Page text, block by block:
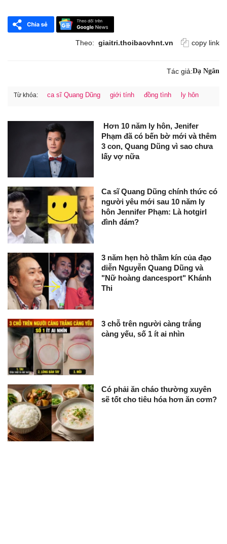
Theo: giaitri.thoibaovhnt.vn copy link
Tác giả:Dạ Ngân
Từ khóa: ca sĩ Quang Dũng giới tính đồng tình ly hôn
Hơn 10 năm ly hôn, Jenifer
Phạm đã có bến bờ mới và thêm
3 con, Quang Dũng vì sao chưa
lấy vợ nữa
Ca sĩ Quang Dũng chính thức có
người yêu mới sau 10 năm ly
hôn Jennifer Phạm: Là hotgirl
đình đám?
3 năm hẹn hò thầm kín của đạo
diễn Nguyễn Quang Dũng và
"Nữ hoàng dancesport" Khánh
Thi
3 chỗ trên người càng trắng
càng yếu, số 1 ít ai nhìn
Có phải ăn cháo thường xuyên
sẽ tốt cho tiêu hóa hơn ăn cơm?